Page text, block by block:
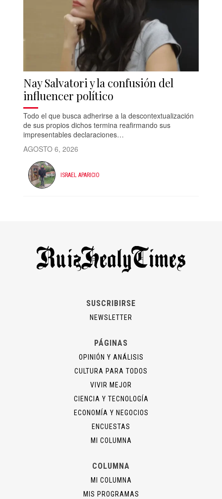
Nay Salvatori y la confusión del
influencer político
Todo el que busca adherirse a la descontextualización
de sus propios dichos termina reafirmando sus
impresentables declaraciones…
AGOSTO 6, 2026
ISRAEL APARICIO
SUSCRIBIRSE
NEWSLETTER
PÁGINAS
OPINIÓN Y ANÁLISIS
CULTURA PARA TODOS
VIVIR MEJOR
CIENCIA Y TECNOLOGÍA
ECONOMÍA Y NEGOCIOS
ENCUESTAS
MI COLUMNA
COLUMNA
MI COLUMNA
MIS PROGRAMAS